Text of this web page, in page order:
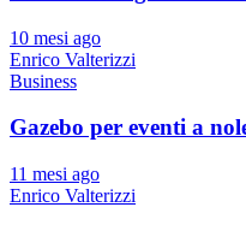
10 mesi ago
Enrico Valterizzi
Business
Gazebo per eventi a
11 mesi ago
Enrico Valterizzi